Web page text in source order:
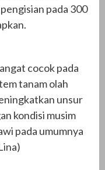
pada 300
cocok pada
tanam olah
unsur
kondisi musim
pada umumnya